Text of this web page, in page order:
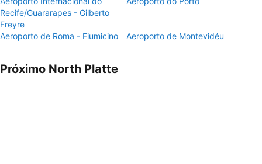
Recife/Guararapes - Gilberto
Freyre
Aeroporto de Roma - Fiumicino Aeroporto de Montevidéu
Próximo North Platte